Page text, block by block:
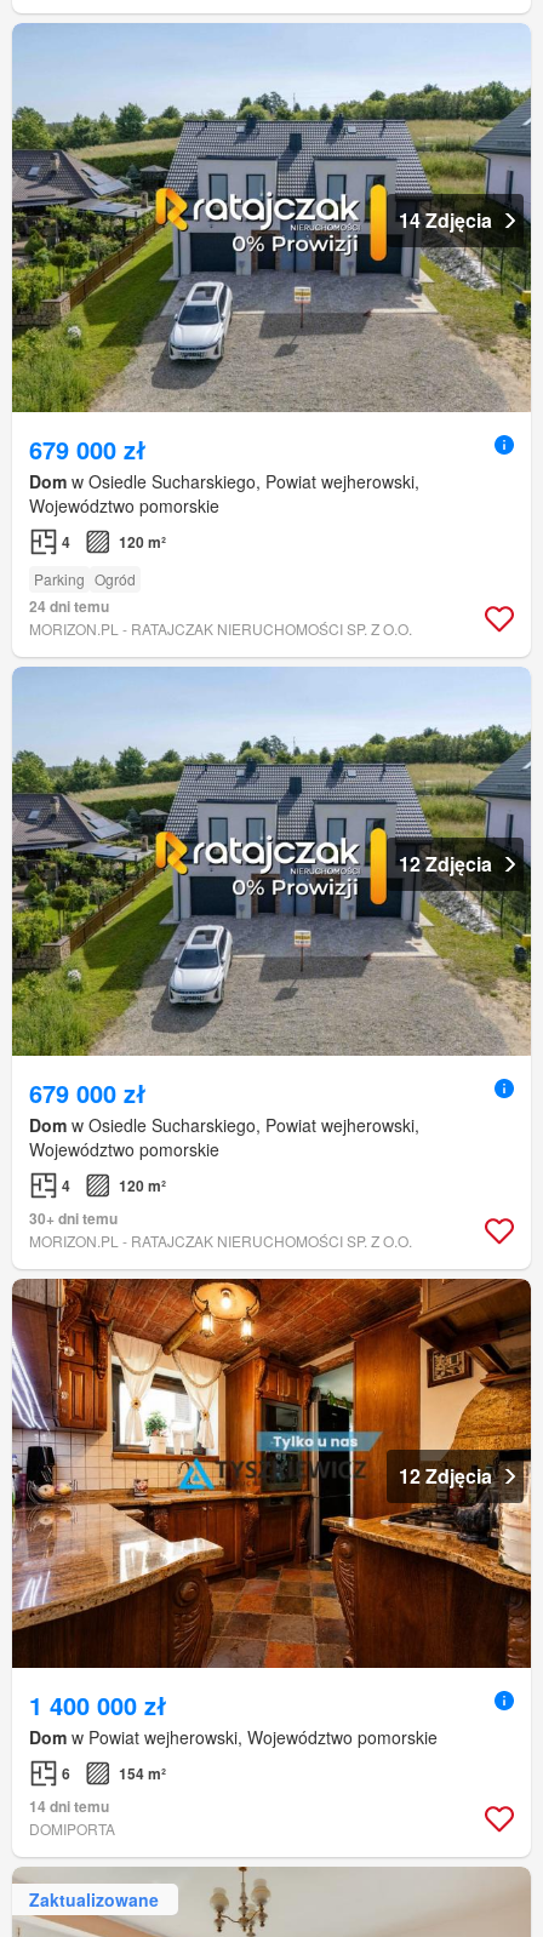
14 Zdjęcia
679 000 zł
Dom w Osiedle Sucharskiego, Powiat wejherowski,
Województwo pomorskie
4 120 m²
Parking Ogród
24 dni temu
MORIZON.PL - RATAJCZAK NIERUCHOMOŚCI SP. Z O.O.
12 Zdjęcia
679 000 zł
Dom w Osiedle Sucharskiego, Powiat wejherowski,
Województwo pomorskie
4
120 m²
30+ dni temu
MORIZON.PL - RATAJCZAK NIERUCHOMOŚCI SP. Z O.O.
12 Zdjęcia
1 400 000 zł
Dom w Powiat wejherowski, Województwo pomorskie
6
154 m²
14 dni temu
DOMIPORTA
Zaktualizowane